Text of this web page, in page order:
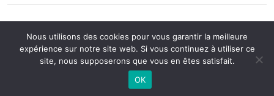
Back to Top
Nous utilisons des cookies pour vous garantir la meilleure
expérience sur notre site web. Si vous continuez à utiliser ce
site, nous supposerons que vous en êtes satisfait.
OK